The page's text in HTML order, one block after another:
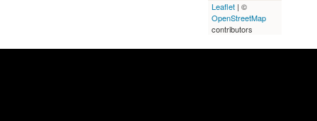
Leaflet| ©
OpenStreetMap
contributors